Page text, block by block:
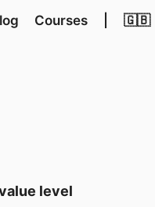
Courses 🇬🇧
level